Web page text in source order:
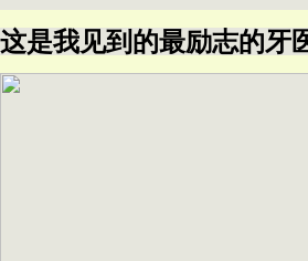
这是我见到的最励志的牙